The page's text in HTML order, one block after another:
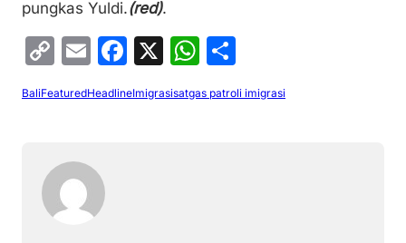
pungkas Yuldi.(red).
C
p
Li
n
k
E
ai
F
c
X
W
at ar
BaliFeaturedHeadlineImigrasisatgas patroli imigrasi